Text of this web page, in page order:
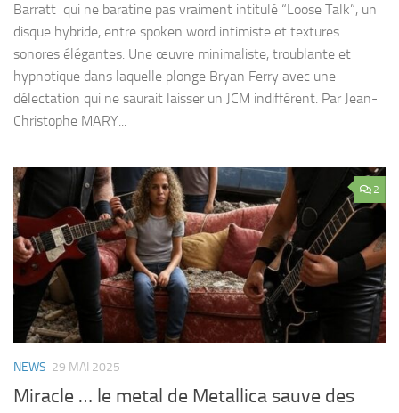
Barratt qui ne baratine pas vraiment intitulé “Loose Talk”, un
disque hybride, entre spoken word intimiste et textures
sonores élégantes. Une œuvre minimaliste, troublante et
hypnotique dans laquelle plonge Bryan Ferry avec une
délectation qui ne saurait laisser un JCM indifférent. Par Jean-
Christophe MARY...
2
NEWS 29 MAI 2025
Miracle … le metal de Metallica sauve des